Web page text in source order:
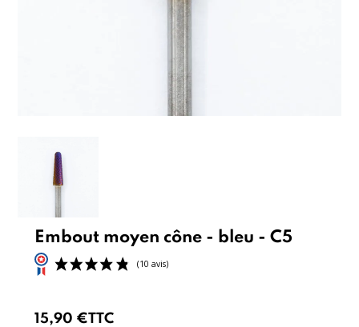
Embout moyen cône - bleu - C5
15,90 €TTC